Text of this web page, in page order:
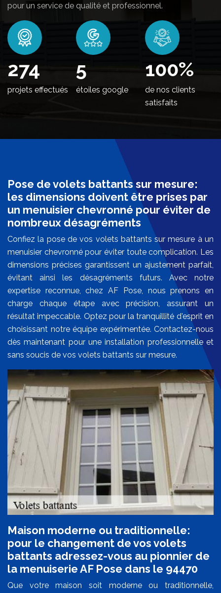
pour un service de qualité et professionnel.
336
projets effectués
5
étoiles google
100%
de nos clients
satisfaits
Pose de volets battants sur mesure:
les dimensions doivent être prises par
un menuisier chevronné pour éviter de
nombreux désagréments
Confiez la pose de vos volets battants sur mesure à un
menuisier chevronné pour éviter toute complication. Les
dimensions précises garantissent un ajustement parfait,
évitant ainsi les désagréments futurs. Avec notre
expertise reconnue, chez AF Pose, nous prenons en
charge chaque étape avec précision, assurant un
résultat impeccable. Optez pour la tranquillité d'esprit en
choisissant notre équipe expérimentée. Contactez-nous
dès maintenant pour une installation professionnelle et
sans soucis de vos volets battants sur mesure.
Maison moderne ou traditionnelle:
pour le changement de vos volets
battants adressez-vous au pionnier de
la menuiserie AF Pose dans le 94470
Que votre maison soit moderne ou traditionnelle,